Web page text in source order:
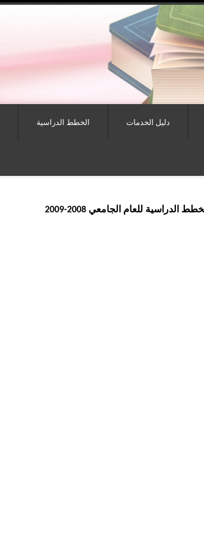
الخطط الدراسية دليل الخدمات
للعام الجامعي 2008-2009